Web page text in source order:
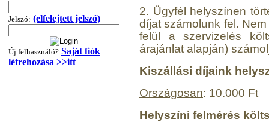
---------
Jelszó: (elfelejtett jelszó)
Új felhasználó? Saját fiók
létrehozása >>itt
2. Ügyfél helyszínen
díjat számolunk fel.
felül a szervizelés
árajánlat alapján)
Kiszállási díjaink
Országosan: 10.000 Ft
Helyszíni felmérés